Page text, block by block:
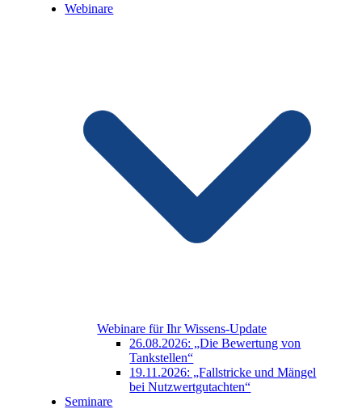
Webinare
Webinare für Ihr Wissens-Update
26.08.2026: „Die Bewertung von
Tankstellen“
19.11.2026: „Fallstricke und Mängel
bei Nutzwertgutachten“
Seminare